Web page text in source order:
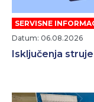
SERVISNE
Datum: 06.08.2026
Isključenja